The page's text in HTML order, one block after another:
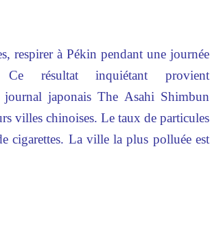
respirer à Pékin pendant une journée
résultat inquiétant provient
journal japonais The Asahi Shimbun
villes chinoises. Le taux de particules
cigarettes. La ville la plus polluée est